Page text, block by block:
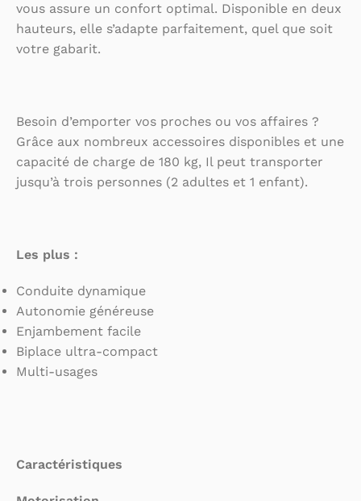
vous assure un confort optimal. Disponible en deux
hauteurs, elle s’adapte parfaitement, quel que soit
votre gabarit.
Besoin d’emporter vos proches ou vos affaires ?
Grâce aux nombreux accessoires disponibles et une
capacité de charge de 180 kg, Il peut transporter
jusqu’à trois personnes (2 adultes et 1 enfant).
Les plus :
Conduite dynamique
Autonomie généreuse
Enjambement facile
Biplace ultra-compact
Multi-usages
Caractéristiques